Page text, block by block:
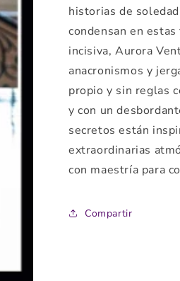
historias de
condensan en
incisiva, Aurora
anacronismos y
propio y sin reglas
y con un
secretos están
extraordinarias
con maestría para
Compartir